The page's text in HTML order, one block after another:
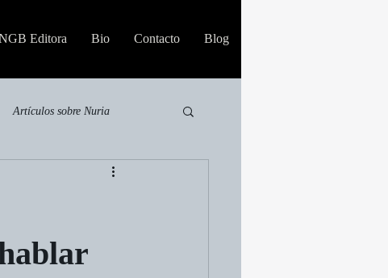
Editora Bio Contacto Blog
Artículos sobre Nuria